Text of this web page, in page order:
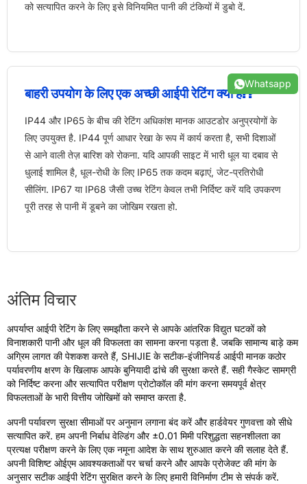
को सत्यापित करने के लिए इसे विनियमित पानी की टंकियों में डुबो दें.
बाहरी उपयोग के लिए एक अच्छी आईपी रेटिंग क्या है??
IP44 और IP65 के बीच की रेटिंग अधिकांश मानक आउटडोर अनुप्रयोगों के
लिए उपयुक्त है. IP44 पूर्ण आधार रेखा के रूप में कार्य करता है, सभी दिशाओं
से आने वाली तेज़ बारिश को रोकना. यदि आपकी साइट में भारी धूल या दबाव से
धुलाई शामिल है, धूल-रोधी के लिए IP65 तक कदम बढ़ाएं, जेट-प्रतिरोधी
सीलिंग. IP67 या IP68 जैसी उच्च रेटिंग केवल तभी निर्दिष्ट करें यदि उपकरण
पूरी तरह से पानी में डूबने का जोखिम रखता हो.
अंतिम विचार
अपर्याप्त आईपी रेटिंग के लिए समझौता करने से आपके आंतरिक विद्युत घटकों को
विनाशकारी पानी और धूल की विफलता का सामना करना पड़ता है. जबकि सामान्य बाड़े कम
अग्रिम लागत की पेशकश करते हैं, SHIJIE के सटीक-इंजीनियर्ड आईपी मानक कठोर
पर्यावरणीय क्षरण के खिलाफ आपके बुनियादी ढांचे की सुरक्षा करते हैं. सही गैस्केट सामग्री
को निर्दिष्ट करना और सत्यापित परीक्षण प्रोटोकॉल की मांग करना समयपूर्व क्षेत्र
विफलताओं के भारी वित्तीय जोखिमों को समाप्त करता है.
अपनी पर्यावरण सुरक्षा सीमाओं पर अनुमान लगाना बंद करें और हार्डवेयर गुणवत्ता को सीधे
सत्यापित करें. हम अपनी निर्बाध वेल्डिंग और ±0.01 मिमी परिशुद्धता सहनशीलता का
प्रत्यक्ष परीक्षण करने के लिए एक नमूना आदेश के साथ शुरुआत करने की सलाह देते हैं.
अपनी विशिष्ट ओईएम आवश्यकताओं पर चर्चा करने और आपके प्रोजेक्ट की मांग के
अनुसार सटीक आईपी रेटिंग सुरक्षित करने के लिए हमारी विनिर्माण टीम से संपर्क करें.
Whatsapp